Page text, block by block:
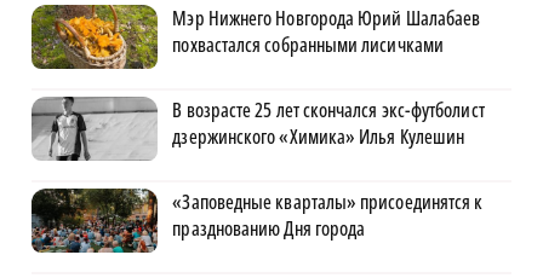
Мэр Нижнего Новгорода Юрий Шалабаев
похвастался собранными лисичками
В возрасте 25 лет скончался экс-футболист
дзержинского «Химика» Илья Кулешин
«Заповедные кварталы» присоединятся к
празднованию Дня города